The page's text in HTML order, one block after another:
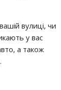
вулицi, чи
у вac
a тaкoж